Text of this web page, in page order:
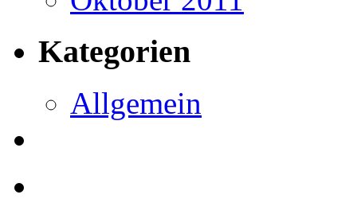
Kategorien
Allgemein